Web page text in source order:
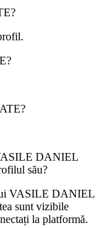
?
?
?
DANIEL
său?
lui VASILE DANIEL
sunt vizibile
la platformă.